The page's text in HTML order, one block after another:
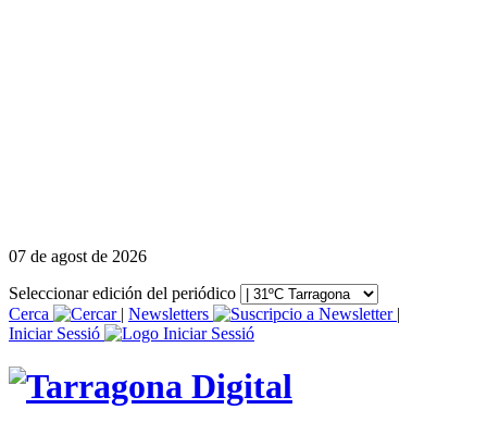
07 de agost de 2026
Seleccionar edición del periódico
Cerca
| Newsletters
|
Iniciar Sessió